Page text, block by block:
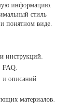
информацию.
стиль
понятном виде.
инструкций.
и описаний
материалов.